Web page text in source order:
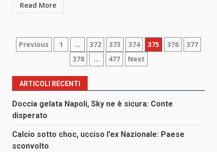
Read More
Paginazione
articoli
Previous 1 … 372 373 374 375 376
377
378
… 477 Next
ARTICOLI RECENTI
Doccia gelata Napoli, Sky ne è sicura: Conte
disperato
Calcio sotto choc, ucciso l’ex Nazionale: Paese
sconvolto